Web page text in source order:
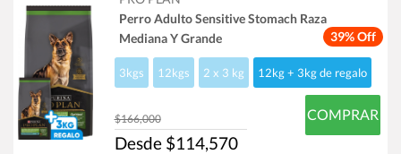
39% Off
Perro Adulto Sensitive Stomach Raza
Mediana Y Grande
3kgs 12kgs 2 x 3 kg 12kg + 3kg de regalo
$166,000
Desde $114,570
COMPRAR